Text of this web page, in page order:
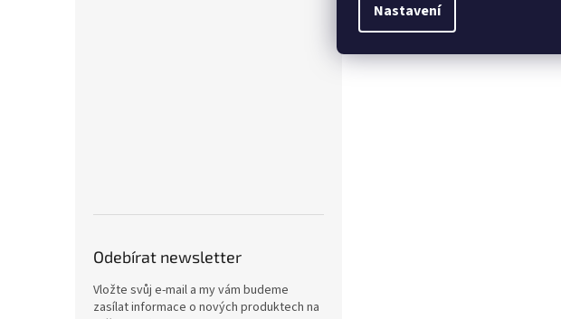
Nastavení
Odebírat newsletter
Vložte svůj e-mail a my vám budeme
zasílat informace o nových produktech na